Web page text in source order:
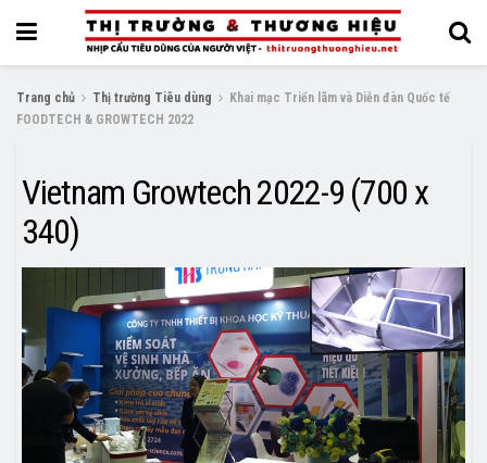
Trang chủ Thị trường Tiêu dùng
Khai mạc Triển lãm và Diễn đàn Quốc tế
FOODTECH & GROWTECH 2022
Vietnam Growtech 2022-9 (700 x
340)